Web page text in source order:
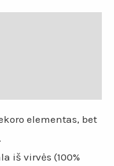
elementas, bet
iš virvės (100%